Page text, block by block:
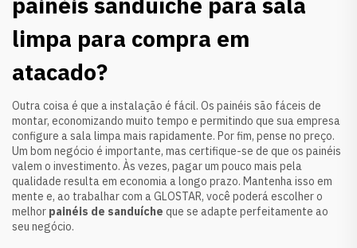
limpa para compra em
atacado?
Outra coisa é que a instalação é fácil. Os painéis são fáceis de
montar, economizando muito tempo e permitindo que sua empresa
configure a sala limpa mais rapidamente. Por fim, pense no preço.
Um bom negócio é importante, mas certifique-se de que os painéis
valem o investimento. Às vezes, pagar um pouco mais pela
qualidade resulta em economia a longo prazo. Mantenha isso em
mente e, ao trabalhar com a GLOSTAR, você poderá escolher o
melhor painéis de sanduíche que se adapte perfeitamente ao
seu negócio.